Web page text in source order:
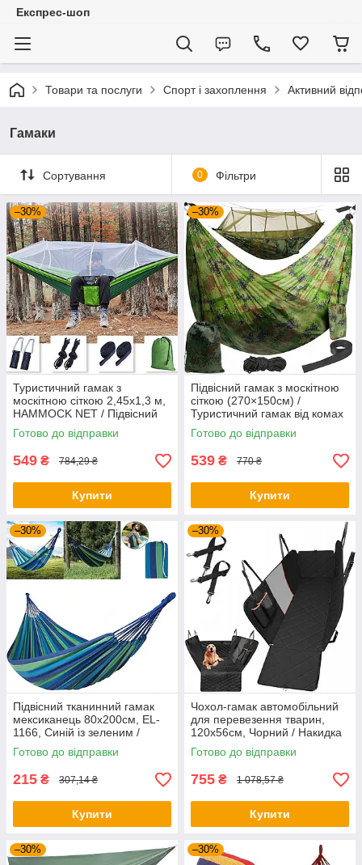
Експрес-шоп
Товари та послуги Спорт і захоплення Активний
Гамаки
Сортування 0 Фільтри
–30%
Туристичний гамак з
москітною сіткою 2,45х1,3 м,
HAMMOCK NET / Підвісний
гамак з кишенею
Готово до відправки
549 ₴ 784,29 ₴
Купити
–30%
Підвісний гамак з москітною
сіткою (270×150см) /
Туристичний гамак від комах
Готово до відправки
539 ₴ 770 ₴
Купити
–30%
Підвісний тканинний гамак
мексиканець 80х200см, EL-
1166, Синій із зеленим /
Бавовняний гамак /
Туристичний гамак
Готово до відправки
215 ₴ 307,14 ₴
Купити
–30%
Чохол-гамак автомобільний
для перевезення тварин,
120х56см, Чорний / Накидка
на машину для собак
Готово до відправки
755 ₴ 1 078,57 ₴
Купити
–30% –30%